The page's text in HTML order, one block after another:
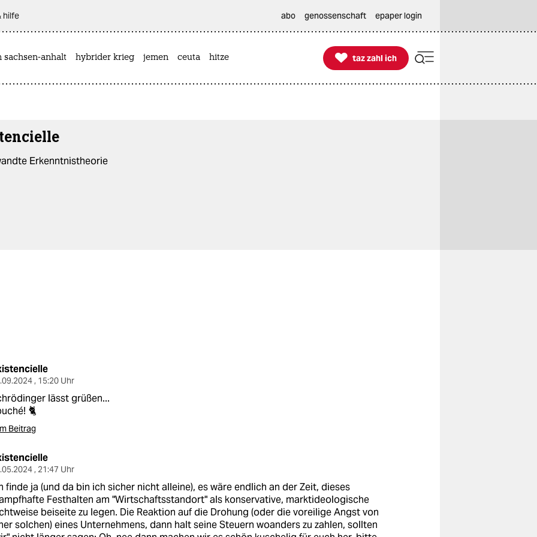
hilfe abo genossenschaft epaper login
sachsen-anhalt hybrider krieg jemen ceuta hitze 
taz zahl ich
taz zahl ich
Erkenntnistheorie
, 15:20 Uhr
lässt grüßen...
🐈
Beitrag
, 21:47 Uhr
finde ja (und da bin ich sicher nicht alleine), es wäre endlich an der Zeit, dieses
Festhalten am "Wirtschaftsstandort" als konservative, marktideologische
beiseite zu legen. Die Reaktion auf die Drohung (oder die voreilige Angst von
solchen) eines Unternehmens, dann halt seine Steuern woanders zu zahlen, sollten